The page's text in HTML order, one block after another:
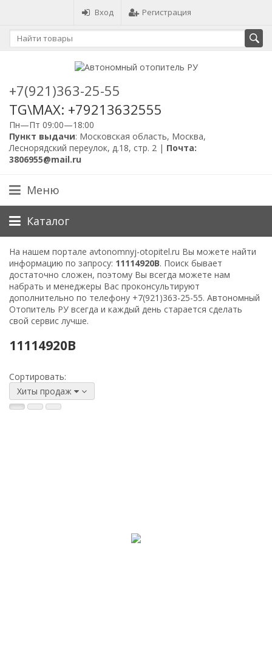
Вход Регистрация
+7(921)363-25-55
TG\MAX: +79213632555
Пн—Пт 09:00—18:00
Пункт выдачи: Московская область, Москва,
Леснорядский переулок, д.18, стр. 2 | Почта:
3806955@mail.ru
Меню
Каталог
На нашем портале avtonomnyj-otopitel.ru Вы можете найти
информацию по запросу: 11114920B. Поиск бывает
достаточно сложен, поэтому Вы всегда можете нам
набрать и менеджеры Вас проконсультируют
дополнительно по телефону +7(921)363-25-55. Автономный
Отопитель РУ всегда и каждый день старается сделать
свой сервис лучше.
11114920B
Сортировать:
Хиты продаж